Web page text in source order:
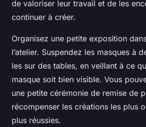
de valoriser leur travail et de les
continuer à créer.
Organisez une petite exposition
l’atelier. Suspendez les masques à
les sur des tables, en veillant à ce
masque soit bien visible. Vous
une petite cérémonie de remise de
récompenser les créations les plus
plus réussies.